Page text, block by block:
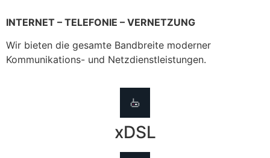
INTERNET – TELEFONIE – VERNETZUNG
Wir bieten die gesamte Bandbreite moderner
Kommunikations- und Netzdienstleistungen.
xDSL